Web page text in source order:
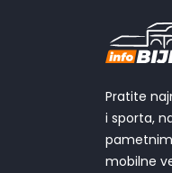
Pratite
i sporta,
mobilne